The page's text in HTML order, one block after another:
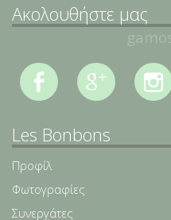
Ακολουθήστε μας
Les Bonbons
Προφίλ
Φωτογραφίες
Συνεργάτες